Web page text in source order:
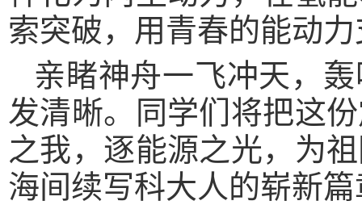
索突破，用青春的能动
亲睹神舟一飞冲天，
发清晰。同学们将把这
之我，逐能源之光，为
海间续写科大人的崭新